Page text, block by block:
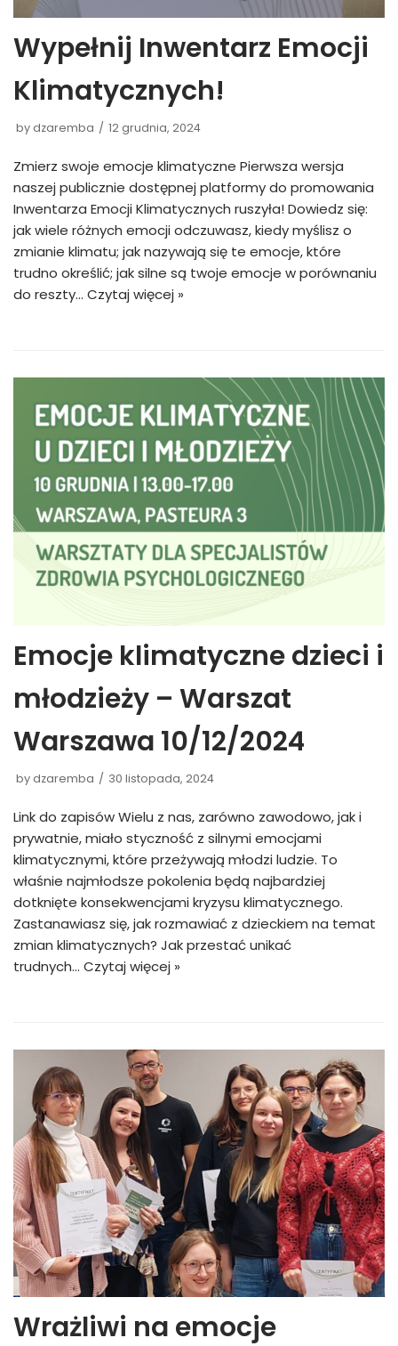
Wypełnij Inwentarz Emocji
Klimatycznych!
by dzaremba 12 grudnia, 2024
Zmierz swoje emocje klimatyczne Pierwsza wersja
naszej publicznie dostępnej platformy do promowania
Inwentarza Emocji Klimatycznych ruszyła! Dowiedz się:
jak wiele różnych emocji odczuwasz, kiedy myślisz o
zmianie klimatu; jak nazywają się te emocje, które
trudno określić; jak silne są twoje emocje w porównaniu
do reszty… Czytaj więcej »
Emocje klimatyczne dzieci i
młodzieży – Warszat
Warszawa 10/12/2024
by dzaremba 30 listopada, 2024
Link do zapisów Wielu z nas, zarówno zawodowo, jak i
prywatnie, miało styczność z silnymi emocjami
klimatycznymi, które przeżywają młodzi ludzie. To
właśnie najmłodsze pokolenia będą najbardziej
dotknięte konsekwencjami kryzysu klimatycznego.
Zastanawiasz się, jak rozmawiać z dzieckiem na temat
zmian klimatycznych? Jak przestać unikać
trudnych… Czytaj więcej »
Wrażliwi na emocje